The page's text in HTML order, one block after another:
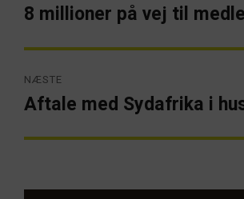
Forrige
8 millioner på vej til
NÆSTE
Næste
artikel:
Aftale med Sydafrika i